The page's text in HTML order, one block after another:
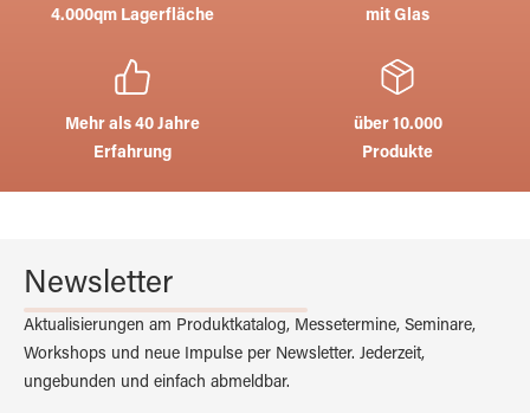
4.000qm Lagerfläche
mit Glas
Mehr als 40 Jahre
Erfahrung
über 10.000
Produkte
Newsletter
Aktualisierungen am Produktkatalog, Messetermine, Seminare,
Workshops und neue Impulse per Newsletter. Jederzeit,
ungebunden und einfach abmeldbar.